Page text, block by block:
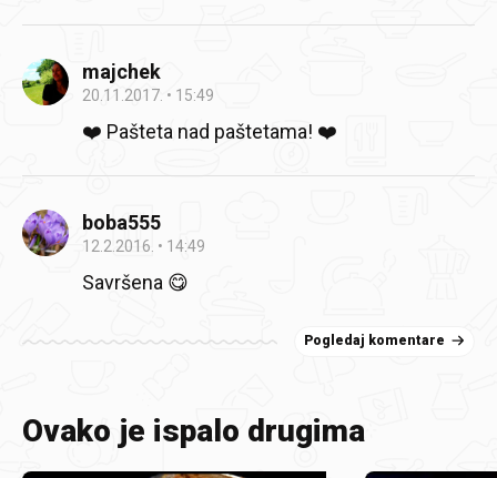
majchek
20.11.2017. 15:49
❤️ Pašteta nad paštetama! ❤️
boba555
12.2.2016. 14:49
Savršena 😋
Pogledaj komentare
Ovako je ispalo drugima